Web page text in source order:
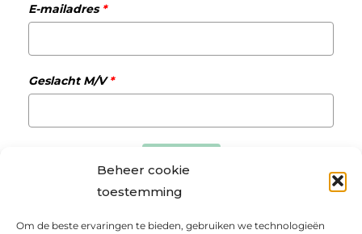
Beheer cookie
toestemming
Om de beste ervaringen te bieden, gebruiken we technologieën
E-mailadres*
Geslacht M/V*